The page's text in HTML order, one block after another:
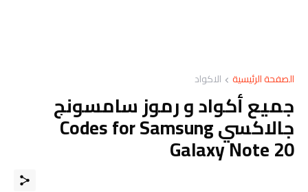
الصفحة الرئيسية الاكواد
جميع أكواد و رموز سامسونج
جالاكسي Codes for Samsung
Galaxy Note 20